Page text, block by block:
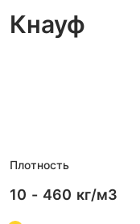
Кнауф
Плотность
10 - 460 кг/м3